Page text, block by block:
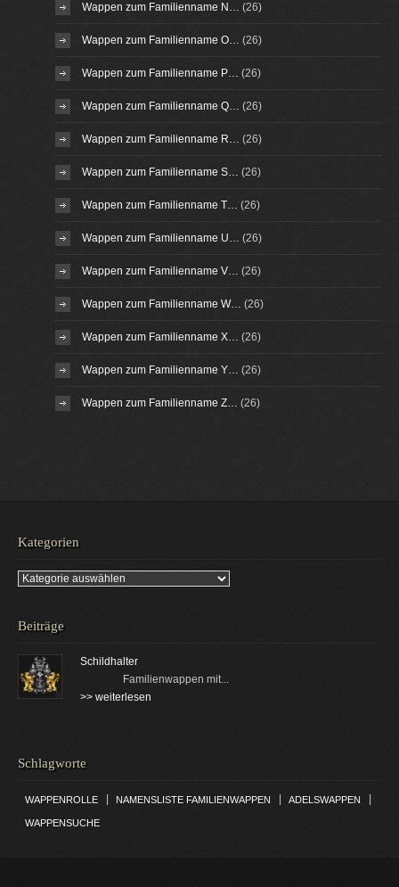
Wappen zum Familienname N… (26)
Wappen zum Familienname O… (26)
Wappen zum Familienname P… (26)
Wappen zum Familienname Q… (26)
Wappen zum Familienname R… (26)
Wappen zum Familienname S… (26)
Wappen zum Familienname T… (26)
Wappen zum Familienname U… (26)
Wappen zum Familienname V… (26)
Wappen zum Familienname W… (26)
Wappen zum Familienname X… (26)
Wappen zum Familienname Y… (26)
Wappen zum Familienname Z… (26)
Kategorien
Kategorien
Beiträge
Schildhalter
Familienwappen mit...
>> weiterlesen
Schlagworte
WAPPENROLLE NAMENSLISTE FAMILIENWAPPEN ADELSWAPPEN
WAPPENSUCHE